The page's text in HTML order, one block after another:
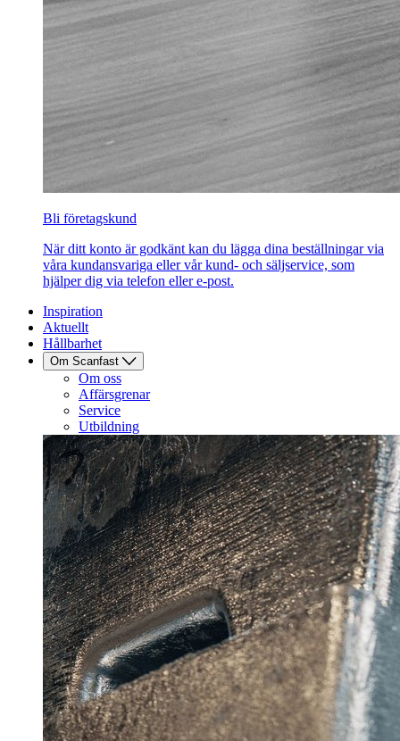
Bli företagskund
När ditt konto är godkänt kan du lägga dina beställningar via
våra kundansvariga eller vår kund- och säljservice, som
hjälper dig via telefon eller e-post.
Inspiration
Aktuellt
Hållbarhet
Om Scanfast
Om oss
Affärsgrenar
Service
Utbildning